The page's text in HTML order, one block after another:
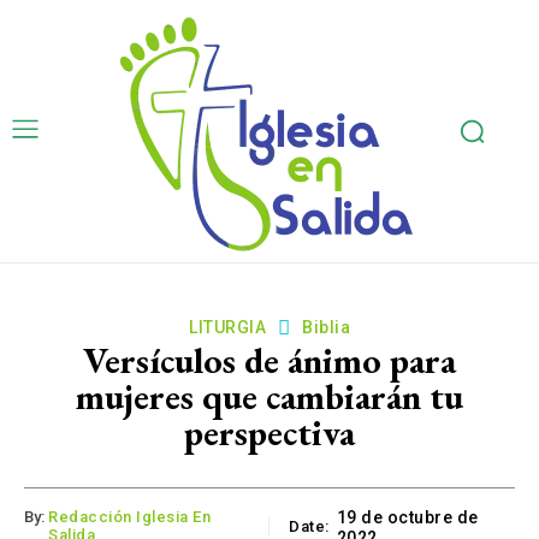
LITURGIA Biblia
Versículos de ánimo para
mujeres que cambiarán tu
perspectiva
By: Redacción Iglesia En
Salida
Date: 19 de octubre de